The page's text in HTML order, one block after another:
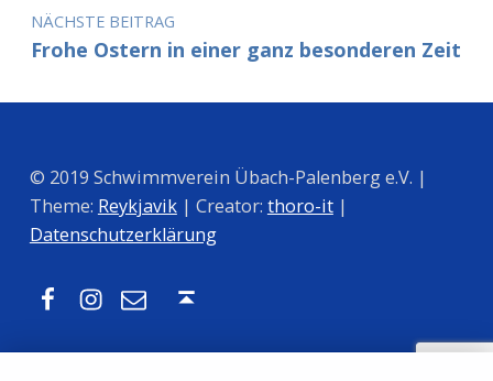
NÄCHSTE BEITRAG
Frohe Ostern in einer ganz besonderen Zeit
© 2019 Schwimmverein Übach-Palenberg e.V. |
Theme: Reykjavik| Creator: thoro-it|
Datenschutzerklärung
Facebook